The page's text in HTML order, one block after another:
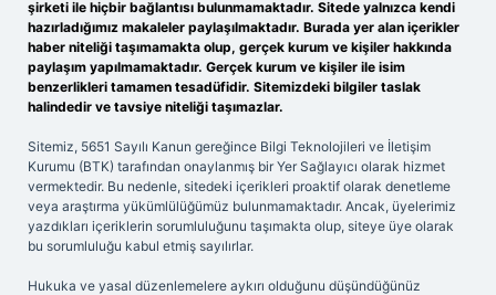
şirketi ile hiçbir bağlantısı bulunmamaktadır. Sitede yalnızca kendi
hazırladığımız makaleler paylaşılmaktadır. Burada yer alan içerikler
haber niteliği taşımamakta olup, gerçek kurum ve kişiler hakkında
paylaşım yapılmamaktadır. Gerçek kurum ve kişiler ile isim
benzerlikleri tamamen tesadüfidir. Sitemizdeki bilgiler taslak
halindedir ve tavsiye niteliği taşımazlar.
Sitemiz, 5651 Sayılı Kanun gereğince Bilgi Teknolojileri ve İletişim
Kurumu (BTK) tarafından onaylanmış bir Yer Sağlayıcı olarak hizmet
vermektedir. Bu nedenle, sitedeki içerikleri proaktif olarak denetleme
veya araştırma yükümlülüğümüz bulunmamaktadır. Ancak, üyelerimiz
yazdıkları içeriklerin sorumluluğunu taşımakta olup, siteye üye olarak
bu sorumluluğu kabul etmiş sayılırlar.
Hukuka ve yasal düzenlemelere aykırı olduğunu düşündüğünüz